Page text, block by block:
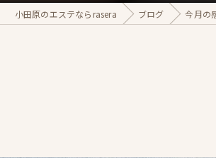
痩身
小田原のエステならrasera ブログ 今月の